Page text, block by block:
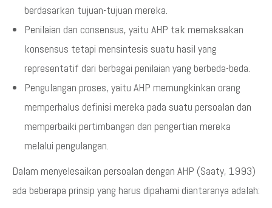
berdasarkan tujuan-tujuan mereka.
Penilaian dan consensus, yaitu AHP tak memaksakan
konsensus tetapi mensintesis suatu hasil yang
representatif dari berbagai penilaian yang berbeda-beda.
Pengulangan proses, yaitu AHP memungkinkan orang
memperhalus definisi mereka pada suatu persoalan dan
memperbaiki pertimbangan dan pengertian mereka
melalui pengulangan.
Dalam menyelesaikan persoalan dengan AHP (Saaty, 1993)
ada beberapa prinsip yang harus dipahami diantaranya adalah: